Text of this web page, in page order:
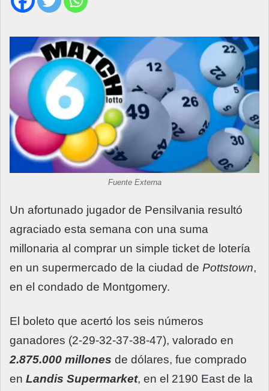
Fuente Externa
Un afortunado jugador de Pensilvania resultó
agraciado esta semana con una suma
millonaria al comprar un simple ticket de lotería
en un supermercado de la ciudad de Pottstown,
en el condado de Montgomery.
El boleto que acertó los seis números
ganadores (2-29-32-37-38-47), valorado en
2.875.000 millones de dólares, fue comprado
en Landis Supermarket, en el 2190 East de la